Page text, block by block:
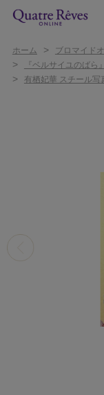
ホーム > ブロマイド
> 『ベルサイユのば
> 有栖妃華 スチール